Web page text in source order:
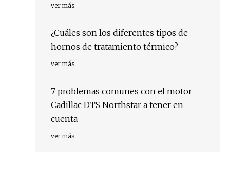
ver más
¿Cuáles son los diferentes tipos de
hornos de tratamiento térmico?
ver más
7 problemas comunes con el motor
Cadillac DTS Northstar a tener en
cuenta
ver más